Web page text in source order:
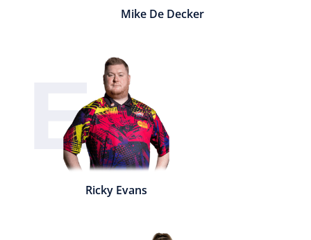
Mike De Decker
E
Ricky Evans